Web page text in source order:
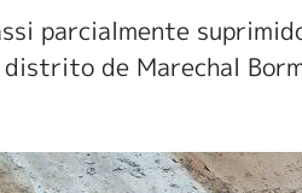
parcialmente
de Marechal